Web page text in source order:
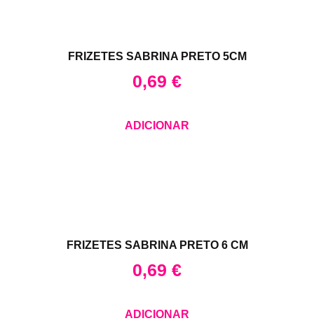
FRIZETES SABRINA PRETO 5CM
0,69 €
ADICIONAR
FRIZETES SABRINA PRETO 6 CM
0,69 €
ADICIONAR